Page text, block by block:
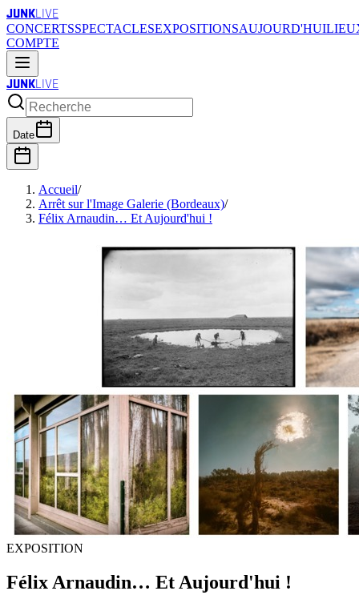
JUNKLIVE
CONCERTSSPECTACLESEXPOSITIONSAUJOURD'HUI
COMPTE
JUNKLIVE
Date
Accueil/
Arrêt sur l'Image Galerie (Bordeaux)/
Félix Arnaudin… Et Aujourd'hui !
EXPOSITION
Félix Arnaudin… Et Aujourd'hui !